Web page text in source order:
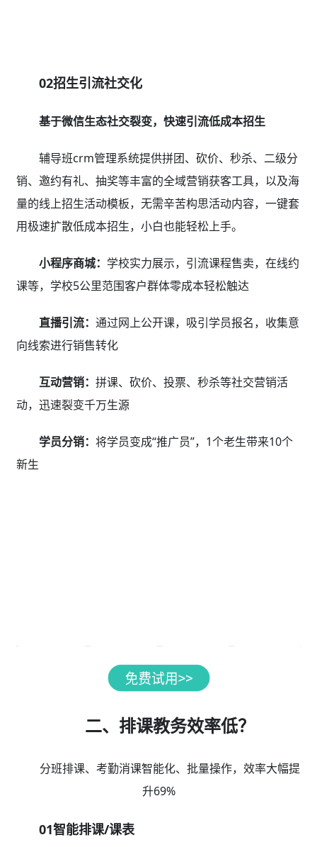
02招生引流社交化
基于微信生态社交裂变，快速引流低成本招生
辅导班crm管理系统提供拼团、砍价、秒杀、二级分
销、邀约有礼、抽奖等丰富的全域营销获客工具，以及海
量的线上招生活动模板，无需辛苦构思活动内容，一键套
用极速扩散低成本招生，小白也能轻松上手。
小程序商城： 学校实力展示，引流课程售卖，在线约
课等，学校5公里范围客户群体零成本轻松触达
直播引流： 通过网上公开课，吸引学员报名，收集意
向线索进行销售转化
互动营销： 拼课、砍价、投票、秒杀等社交营销活
动，迅速裂变千万生源
学员分销： 将学员变成“推广员”，1个老生带来10个
新生
二、排课教务效率低？
分班排课、考勤消课智能化、批量操作，效率大幅提
升69%
01智能排课/课表